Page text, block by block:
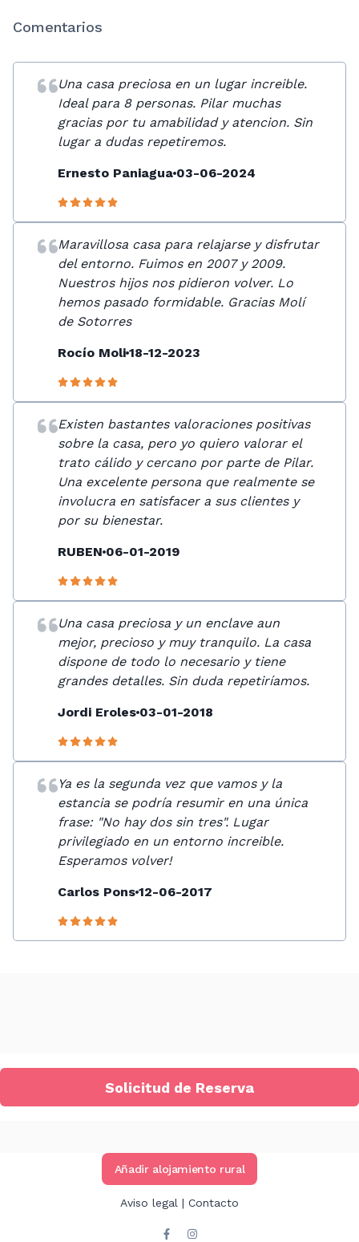
Comentarios
Una casa preciosa en un lugar increible.
Ideal para 8 personas. Pilar muchas
gracias por tu amabilidad y atencion. Sin
lugar a dudas repetiremos.
Ernesto Paniagua 03-06-2024
Maravillosa casa para relajarse y disfrutar
del entorno. Fuimos en 2007 y 2009.
Nuestros hijos nos pidieron volver. Lo
hemos pasado formidable. Gracias Molí
de Sotorres
Rocío Moli 18-12-2023
Existen bastantes valoraciones positivas
sobre la casa, pero yo quiero valorar el
trato cálido y cercano por parte de Pilar.
Una excelente persona que realmente se
involucra en satisfacer a sus clientes y
por su bienestar.
RUBEN 06-01-2019
Una casa preciosa y un enclave aun
mejor, precioso y muy tranquilo. La casa
dispone de todo lo necesario y tiene
grandes detalles. Sin duda repetiríamos.
Jordi Eroles 03-01-2018
Ya es la segunda vez que vamos y la
estancia se podría resumir en una única
frase: "No hay dos sin tres". Lugar
privilegiado en un entorno increible.
Esperamos volver!
Carlos Pons 12-06-2017
Solicitud de Reserva
Añadir alojamiento rural
Aviso legal | Contacto